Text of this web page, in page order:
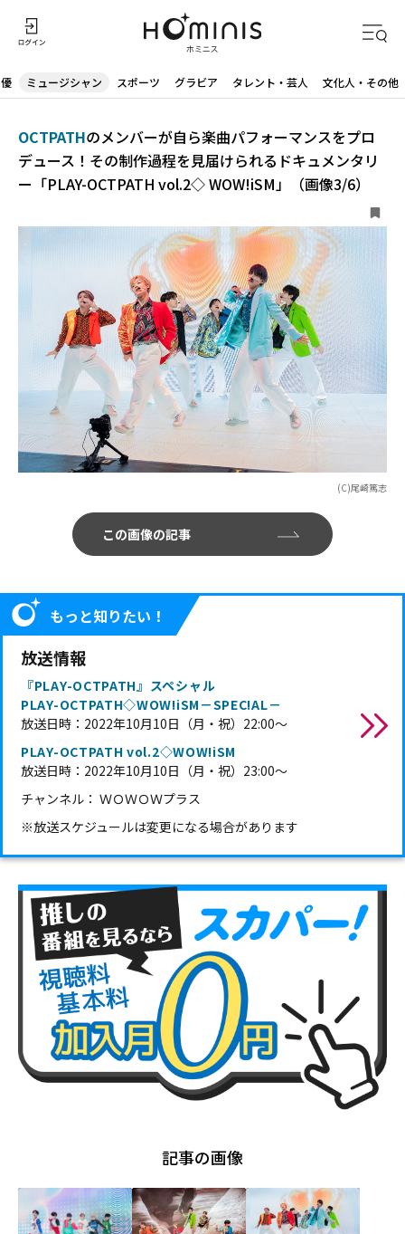
ミュージシャン スポーツ グラビア タレント・芸人 文化人・その他
OCTPATHのメンバーが自ら楽曲パフォーマンスをプロ
デュース！その制作過程を見届けられるドキュメンタリ
ー「PLAY-OCTPATH vol.2◇ WOW!iSM」（画像3/6）
(C)尾崎篤志
この画像の記事
もっと知りたい！
放送情報
『PLAY-OCTPATH』スペシャル
PLAY-OCTPATH◇WOW!iSM－SPEC!AL－
放送日時：2022年10月10日（月・祝）22:00～
PLAY-OCTPATH vol.2◇WOW!iSM
放送日時：2022年10月10日（月・祝）23:00～
チャンネル： ＷＯＷＯＷプラス
※放送スケジュールは変更になる場合があります
記事の画像